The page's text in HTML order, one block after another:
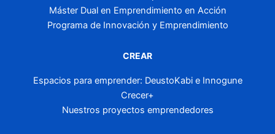
Máster Dual en Emprendimiento en Acción
Programa de Innovación y Emprendimiento
CREAR
Espacios para emprender: DeustoKabi e Innogune
Crecer+
Nuestros proyectos emprendedores